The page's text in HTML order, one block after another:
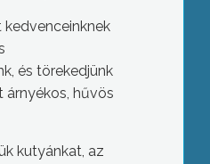
és törekedjünk
árnyékos, hűvös
kutyánkat, az